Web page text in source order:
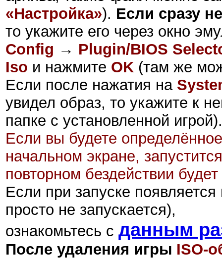
«Настройка»). Если сразу
то укажите его через окно
Config → Plugin/BIOS
Iso и нажмите OK (там же
Если после нажатия на
увидел образ, то укажите к
папке с установленной игрой).
Если вы будете
начальном экране,
повторном бездействии
Если при запуске
просто не запускается),
ознакомьтесь с данным
После удаления игры ISO-